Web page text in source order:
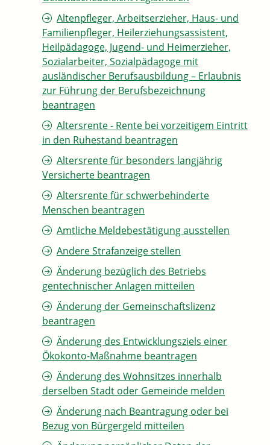
Altenpfleger, Arbeitserzieher, Haus- und
Familienpfleger, Heilerziehungsassistent,
Heilpädagoge, Jugend- und Heimerzieher,
Sozialarbeiter, Sozialpädagoge mit
ausländischer Berufsausbildung – Erlaubnis
zur Führung der Berufsbezeichnung
beantragen
Altersrente - Rente bei vorzeitigem Eintritt
in den Ruhestand beantragen
Altersrente für besonders langjährig
Versicherte beantragen
Altersrente für schwerbehinderte
Menschen beantragen
Amtliche Meldebestätigung ausstellen
Andere Strafanzeige stellen
Änderung bezüglich des Betriebs
gentechnischer Anlagen mitteilen
Änderung der Gemeinschaftslizenz
beantragen
Änderung des Entwicklungsziels einer
Ökokonto-Maßnahme beantragen
Änderung des Wohnsitzes innerhalb
derselben Stadt oder Gemeinde melden
Änderung nach Beantragung oder bei
Bezug von Bürgergeld mitteilen